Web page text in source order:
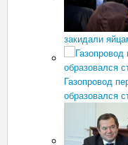
закидали
Газопровод
образовался